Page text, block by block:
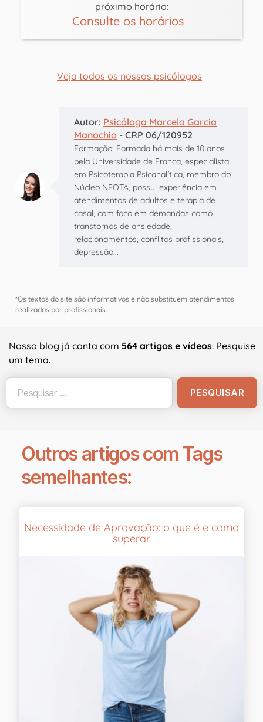
próximo horário:
Consulte os horários
Veja todos os nossos psicólogos
Autor: Psicóloga Marcela Garcia
Manochio - CRP 06/120952
Formação: Formada há mais de 10 anos
pela Universidade de Franca, especialista
em Psicoterapia Psicanalítica, membro do
Núcleo NEOTA, possui experiência em
atendimentos de adultos e terapia de
casal, com foco em demandas como
transtornos de ansiedade,
relacionamentos, conflitos profissionais,
depressão...
*Os textos do site são informativos e não substituem atendimentos
realizados por profissionais.
Nosso blog já conta com 564 artigos e vídeos. Pesquise
um tema.
Outros artigos com Tags
semelhantes:
Necessidade de Aprovação: o que é e como
superar